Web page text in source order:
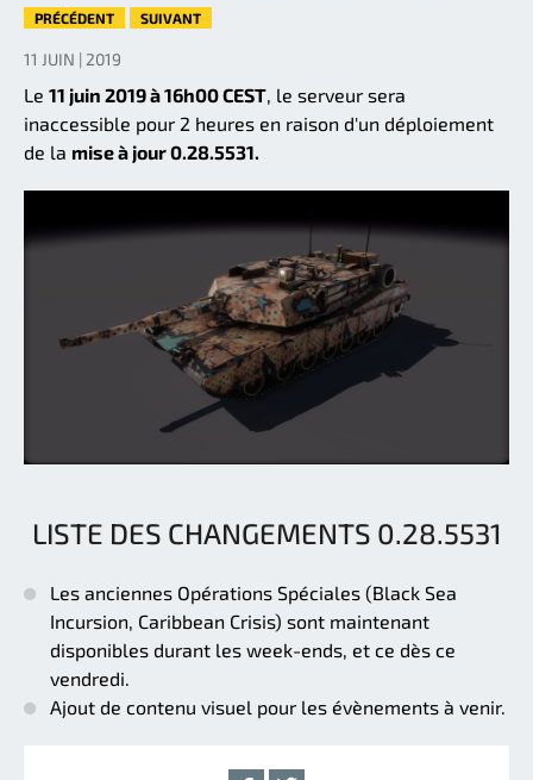
PRÉCÉDENT SUIVANT
11 JUIN | 2019
Le 11 juin 2019 à 16h00 CEST, le serveur sera
inaccessible pour 2 heures en raison d'un déploiement
de la mise à jour 0.28.5531.
LISTE DES CHANGEMENTS 0.28.5531
Les anciennes Opérations Spéciales (Black Sea
Incursion, Caribbean Crisis) sont maintenant
disponibles durant les week-ends, et ce dès ce
vendredi.
Ajout de contenu visuel pour les évènements à venir.